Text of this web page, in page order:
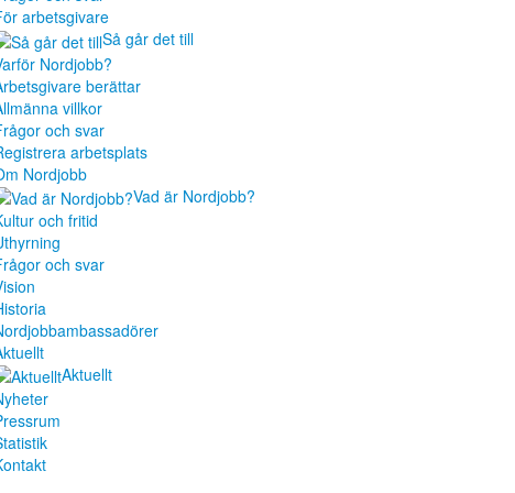
arbetsgivare
Så går det till
Nordjobb?
berättar
villkor
och svar
arbetsplats
Nordjobb
Vad är Nordjobb?
och fritid
och svar
Aktuellt